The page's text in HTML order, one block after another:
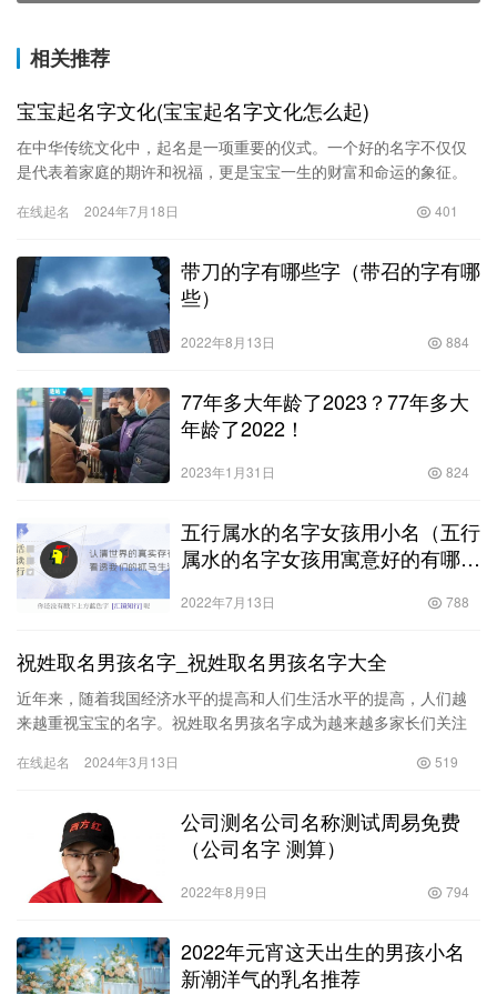
相关推荐
宝宝起名字文化(宝宝起名字文化怎么起)
在中华传统文化中，起名是一项重要的仪式。一个好的名字不仅仅
是代表着家庭的期许和祝福，更是宝宝一生的财富和命运的象征。
国传统…
在线起名 2024年7月18日 401
带刀的字有哪些字（带召的字有哪
些）
2022年8月13日 884
77年多大年龄了2023？77年多大
年龄了2022！
2023年1月31日 824
五行属水的名字女孩用小名（五行
属水的名字女孩用寓意好的有哪
2022年7月13日 788
祝姓取名男孩名字_祝姓取名男孩名字大全
近年来，随着我国经济水平的提高和人们生活水平的提高，人们越
来越重视宝宝的名字。祝姓取名男孩名字成为越来越多家长们关注
基石。…
在线起名 2024年3月13日 519
公司测名公司名称测试周易免费
（公司名字 测算）
2022年8月9日 794
2022年元宵这天出生的男孩小名
新潮洋气的乳名推荐